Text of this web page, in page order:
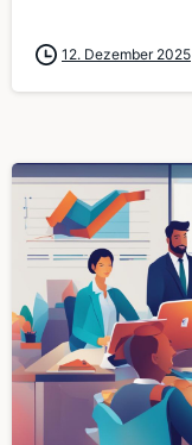
12. Dezember 2025